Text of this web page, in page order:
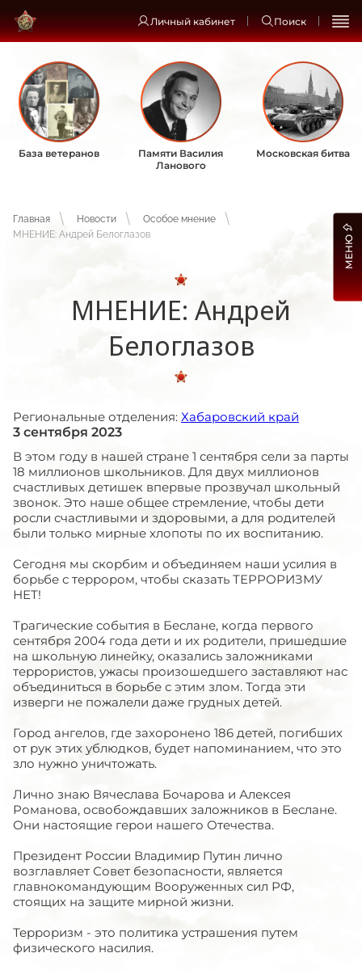
Личный кабинет Поиск
База ветеранов
Памяти Василия
Ланового
Московская битва
Главная Новости
Особое мнение
МНЕНИЕ: Андрей Белоглазов
МНЕНИЕ: Андрей
Белоглазов
Региональные отделения: Хабаровский край
3 сентября 2023
В этом году в нашей стране 1 сентября сели за парты
18 миллионов школьников. Для двух миллионов
счастливых детишек впервые прозвучал школьный
звонок. Это наше общее стремление, чтобы дети
росли счастливыми и здоровыми, а для родителей
были только мирные хлопоты по их воспитанию.
Сегодня мы скорбим и объединяем наши усилия в
борьбе с террором, чтобы сказать ТЕРРОРИЗМУ
НЕТ!
Трагические события в Беслане, когда первого
сентября 2004 года дети и их родители, пришедшие
на школьную линейку, оказались заложниками
террористов, ужасы произошедшего заставляют нас
объединиться в борьбе с этим злом. Тогда эти
изверги не пожалели даже грудных детей.
Город ангелов, где захоронено 186 детей, погибших
от рук этих ублюдков, будет напоминанием, что это
зло нужно уничтожать.
Лично знаю Вячеслава Бочарова и Алексея
Романова, освобождавших заложников в Беслане.
Они настоящие герои нашего Отечества.
Президент России Владимир Путин лично
возглавляет Совет безопасности, является
главнокомандующим Вооруженных сил РФ,
стоящих на защите мирной жизни.
Терроризм - это политика устрашения путем
физического насилия.
МЕНЮ